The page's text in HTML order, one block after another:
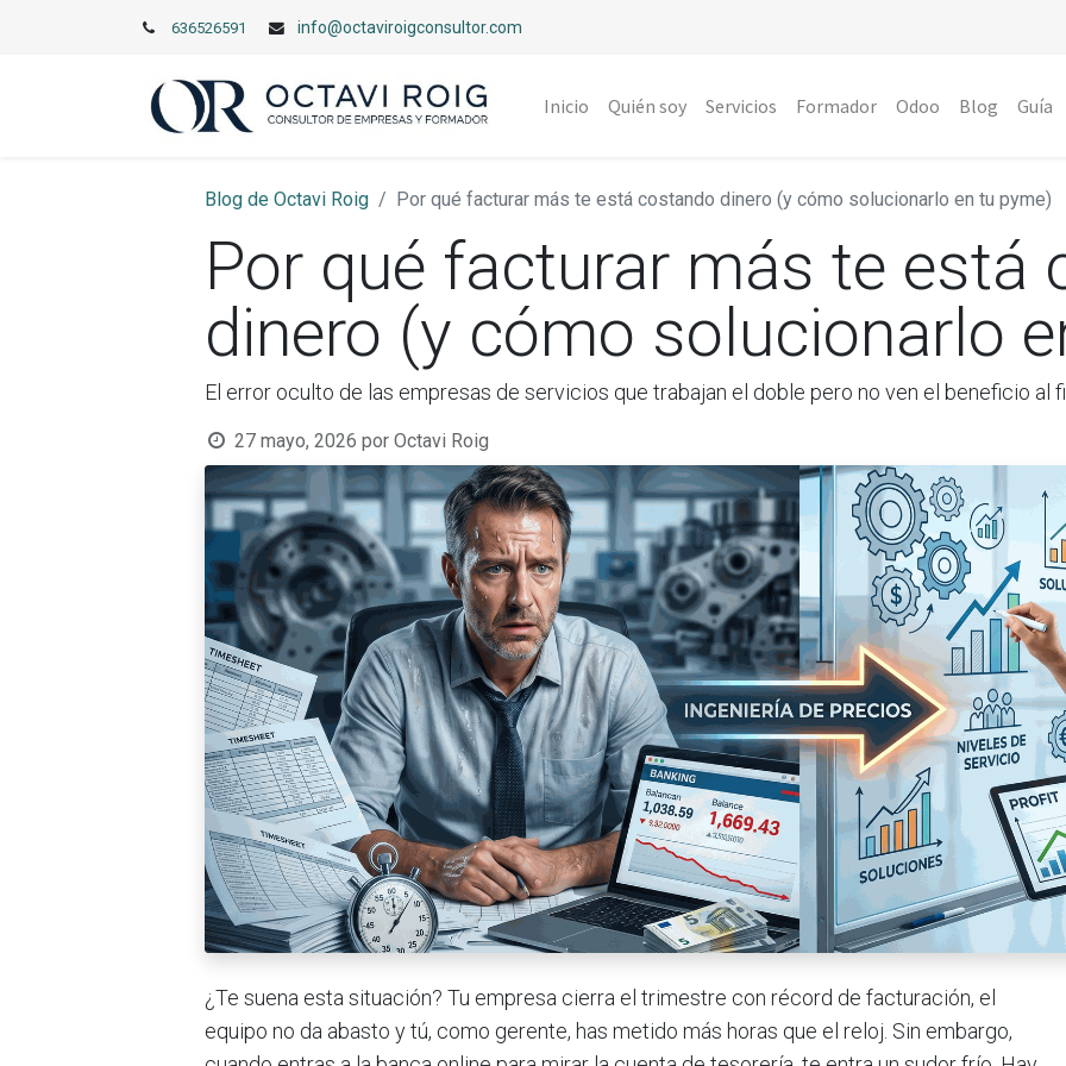
636526591 info@octaviroigconsultor.com
Inicio Quién soy Servicios Formador Odoo Blog Guía
Blog de Octavi Roig Por qué facturar más te está costando dinero (y cómo solucionarlo en tu pyme)
Por qué facturar más te está
dinero (y cómo solucionarlo
El error oculto de las empresas de servicios que trabajan el doble pero no ven el beneficio al
27 mayo, 2026 por Octavi Roig
¿Te suena esta situación? Tu empresa cierra el trimestre con récord de facturación, el
equipo no da abasto y tú, como gerente, has metido más horas que el reloj. Sin embargo,